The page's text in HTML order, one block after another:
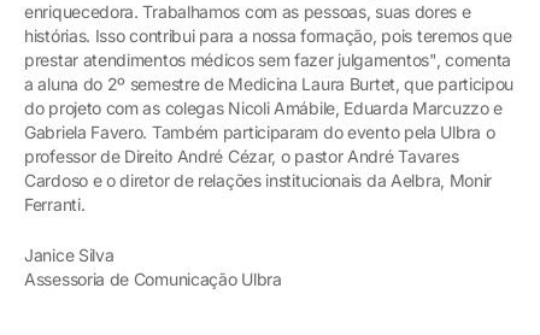
enriquecedora. Trabalhamos com as pessoas, suas dores e
histórias. Isso contribui para a nossa formação, pois teremos que
prestar atendimentos médicos sem fazer julgamentos", comenta
a aluna do 2º semestre de Medicina Laura Burtet, que participou
do projeto com as colegas Nicoli Amábile, Eduarda Marcuzzo e
Gabriela Favero. Também participaram do evento pela Ulbra o
professor de Direito André Cézar, o pastor André Tavares
Cardoso e o diretor de relações institucionais da Aelbra, Monir
Ferranti.
Janice Silva
Assessoria de Comunicação Ulbra